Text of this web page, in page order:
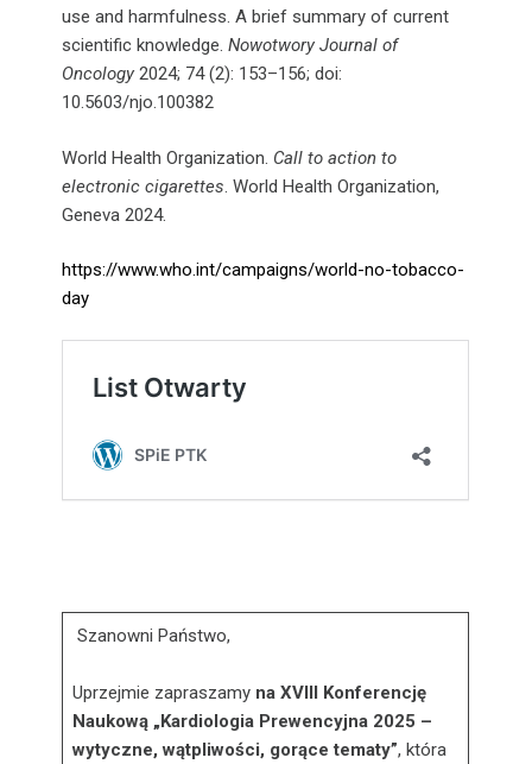
use and harmfulness. A brief summary of current
scientific knowledge.Nowotwory Journal of
Oncology2024; 74 (2): 153–156; doi:
10.5603/njo.100382
World Health Organization. Call to action to
electronic cigarettes . World Health Organization,
Geneva 2024.
https://www.who.int/campaigns/world-no-tobacco-
day
Szanowni Państwo,
Uprzejmie zapraszamy na XVIII Konferencję
Naukową „Kardiologia Prewencyjna 2025 –
wytyczne, wątpliwości, gorące tematy”, która